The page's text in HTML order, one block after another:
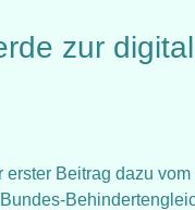
zur
Beitrag dazu